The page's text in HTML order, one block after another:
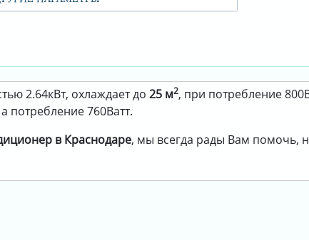
2.64кВт, охлаждает до 25 м2, при потребление
потребление 760Ватт.
в Краснодаре, мы всегда рады Вам помочь,